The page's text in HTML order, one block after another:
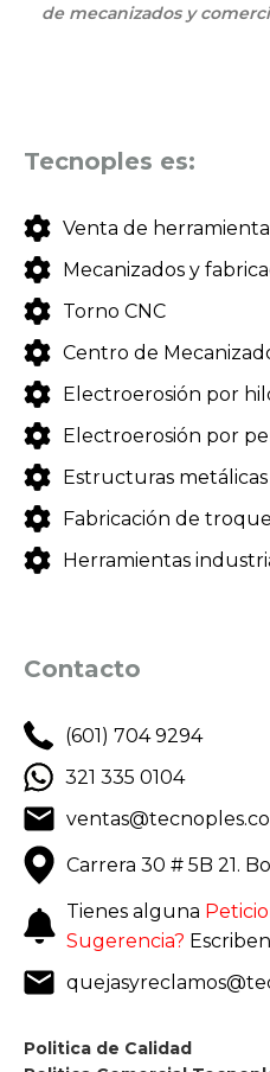
de mecanizados y
Tecnoples es:
Venta de
Mecanizados y
Torno CNC
Centro de
Electroerosión por
Electroerosión por
Estructuras metálicas
Fabricación de
Herramientas
Contacto
(601) 704 9294
321 335 0104
Carrera 30 # 5B 21.
Tienes alguna
Sugerencia?
Politica de Calidad